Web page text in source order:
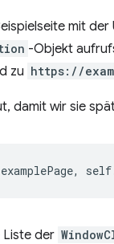
mit
-Objekt
zu https://
damit wir sie
examplePage, self
Liste der